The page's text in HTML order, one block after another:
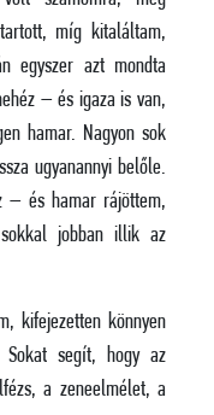
míg kitaláltam,
egyszer azt mondta
– és igaza is van,
hamar. Nagyon sok
ugyanannyi belőle.
– és hamar rájöttem,
jobban illik az
kifejezetten könnyen
Sokat segít, hogy az
a zeneelmélet, a